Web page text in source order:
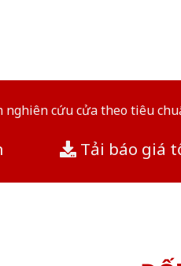
cứu cửa theo tiêu
Tải báo giá